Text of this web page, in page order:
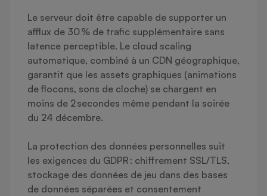
Le serveur doit être capable de supporter un
afflux de 30 % de trafic supplémentaire sans
latence perceptible. Le cloud scaling
automatique, combiné à un CDN géographique,
garantit que les assets graphiques (animations
de flocons, sons de cloche) se chargent en
moins de 2 secondes même pendant la soirée
du 24 décembre.
La protection des données personnelles suit
les exigences du GDPR : chiffrement SSL/TLS,
stockage des données de jeu dans des bases
de données séparées et consentement